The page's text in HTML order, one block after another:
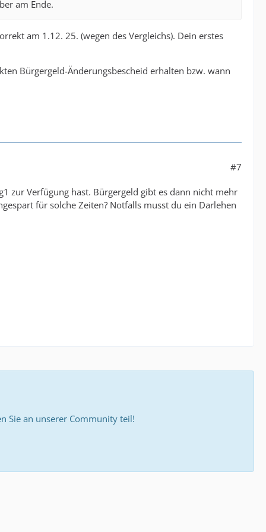
am Ende.
am 1.12. 25. (wegen des Vergleichs). Dein erstes
Bürgergeld-Änderungsbescheid erhalten bzw. wann
#7
zur Verfügung hast. Bürgergeld gibt es dann nicht mehr
für solche Zeiten? Notfalls musst du ein Darlehen
Sie an unserer Community teil!